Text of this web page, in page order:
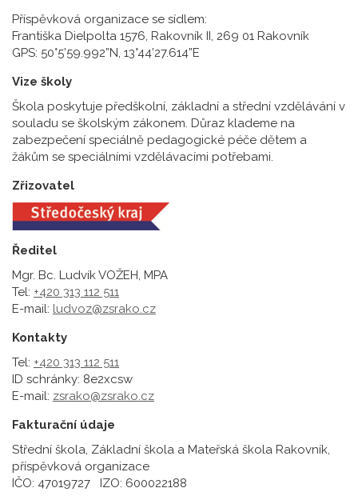
Příspěvková organizace se sídlem:
Františka Dielpolta 1576, Rakovník II, 269 01 Rakovník
GPS: 50°5’59.992”N, 13°44’27.614”E
Vize školy
Škola poskytuje předškolní, základní a střední vzdělávání v
souladu se školským zákonem. Důraz klademe na
zabezpečení speciálně pedagogické péče dětem a
žákům se speciálními vzdělávacími potřebami.
Zřizovatel
Ředitel
Mgr. Bc. Ludvík VOŽEH, MPA
Tel: +420 313 112 511
E-mail: ludvoz@zsrako.cz
Kontakty
Tel: +420 313 112 511
ID schránky: 8e2xcsw
E-mail: zsrako@zsrako.cz
Fakturační údaje
Střední škola, Základní škola a Mateřská škola Rakovník,
příspěvková organizace
IČO: 47019727 IZO: 600022188